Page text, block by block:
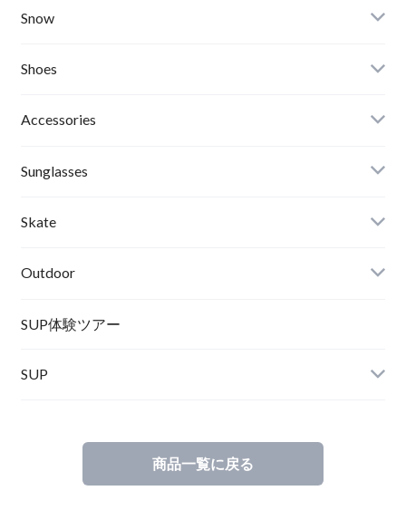
Critical Slide(TCSS)
Afends
Roial
RVCA
ACER
Turn Me On
KAYA
Surfboards
Wetsuits,Rush Guard
Winter Goods
Snow
Board
Binding
Boots
Bc Gear
Goggle
Helmet
SOX
Shoes
Sandals
Shoes
Winter Shoes
Accessories
Other
Sunglasses
Skate
Outdoor
Norrona
SUP体験ツアー
SUP
商品一覧に戻る